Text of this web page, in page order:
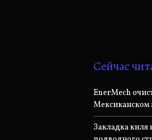
Сейчас
EnerMech
Мексиканском
Закладка киля